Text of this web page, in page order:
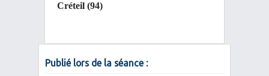
Créteil (94)
Publié lors de la séance :